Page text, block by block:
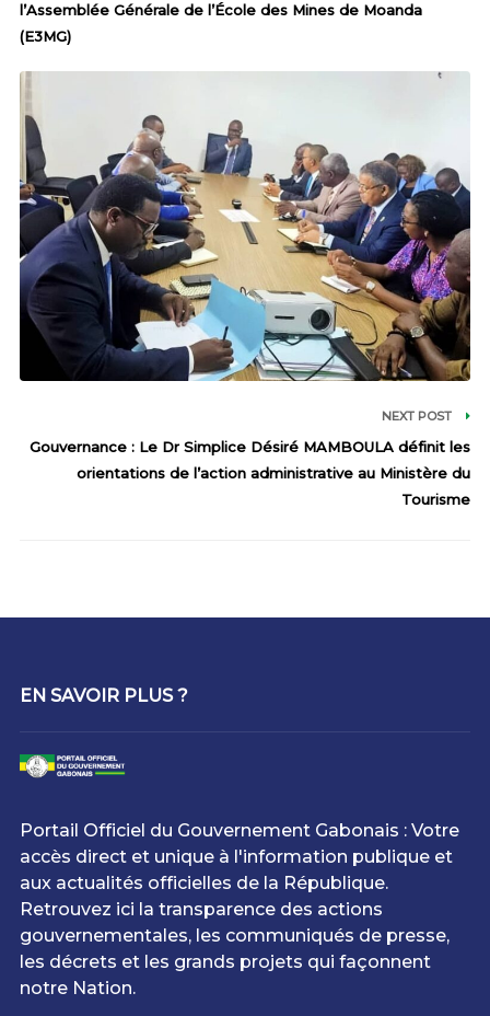
l’Assemblée Générale de l’École des Mines de Moanda
(E3MG)
NEXT POST
Gouvernance : Le Dr Simplice Désiré MAMBOULA définit les
orientations de l’action administrative au Ministère du
Tourisme
EN SAVOIR PLUS ?
Portail Officiel du Gouvernement Gabonais : Votre
accès direct et unique à l'information publique et
aux actualités officielles de la République.
Retrouvez ici la transparence des actions
gouvernementales, les communiqués de presse,
les décrets et les grands projets qui façonnent
notre Nation.